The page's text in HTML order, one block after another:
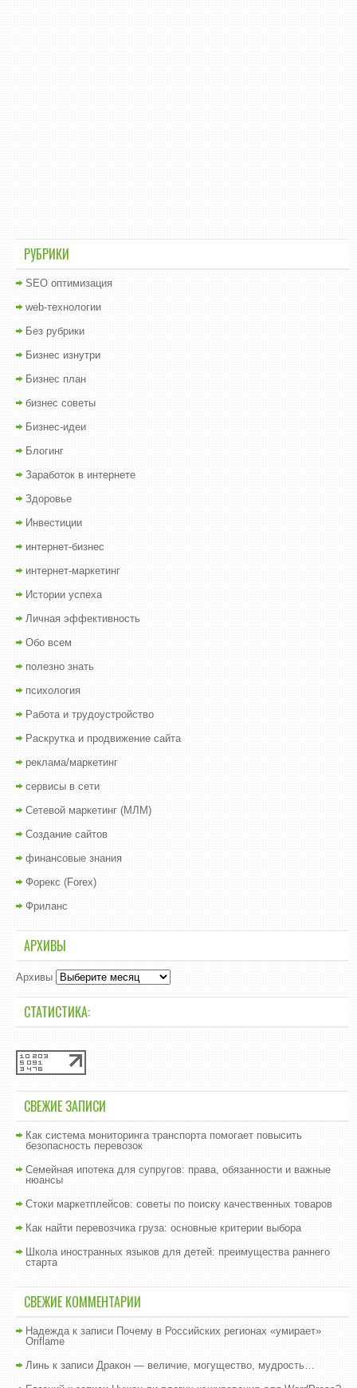
РУБРИКИ
SEO оптимизация
web-технологии
Без рубрики
Бизнес изнутри
Бизнес план
бизнес советы
Бизнес-идеи
Блогинг
Заработок в интернете
Здоровье
Инвестиции
интернет-бизнес
интернет-маркетинг
Истории успеха
Личная эффективность
Обо всем
полезно знать
психология
Работа и трудоустройство
Раскрутка и продвижение сайта
реклама/маркетинг
сервисы в сети
Сетевой маркетинг (МЛМ)
Создание сайтов
финансовые знания
Форекс (Forex)
Фриланс
АРХИВЫ
Архивы
СТАТИСТИКА:
СВЕЖИЕ ЗАПИСИ
Как система мониторинга транспорта помогает повысить
безопасность перевозок
Семейная ипотека для супругов: права, обязанности и важные
нюансы
Стоки маркетплейсов: советы по поиску качественных товаров
Как найти перевозчика груза: основные критерии выбора
Школа иностранных языков для детей: преимущества раннего
старта
СВЕЖИЕ КОММЕНТАРИИ
Надеждак записи Почему в Российских регионах «умирает»
Oriflame
Линь к записи Дракон — величие, могущество, мудрость…